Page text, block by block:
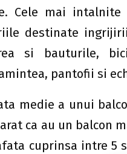
Cele mai
destinate
si bauturile,
pantofii si
medie a unui
ca au un balcon
cuprinsa intre 5